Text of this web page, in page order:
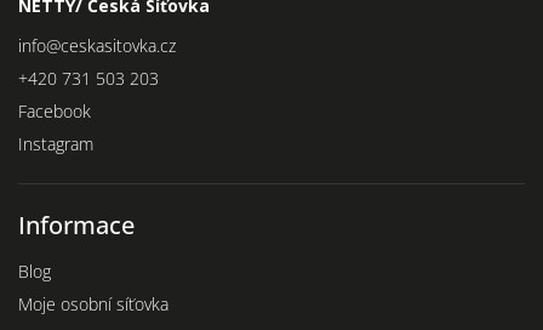
NETTY/ Česká Síťovka
info@ceskasitovka.cz
+420 731 503 203
Facebook
Instagram
Informace
Blog
Moje osobní síťovka